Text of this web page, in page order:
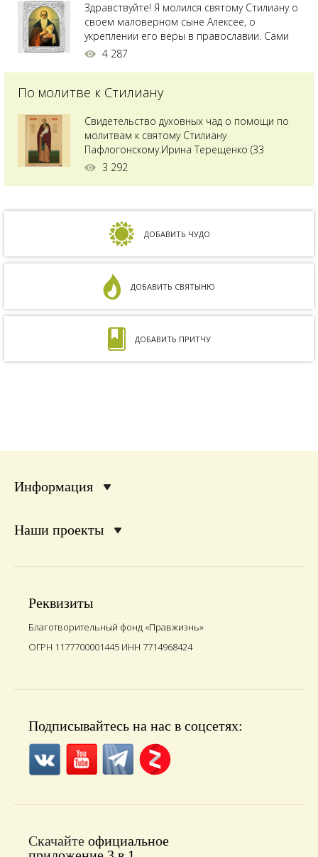
позже прочитав про него, узнала про
Преподобного...
Здравствуйте! Я молился святому Стилиану о
своем маловерном сыне Алексее, о
укреплении его веры в православии. Сами
мы с супругой воцерковлены. Через год
вершину. Приложились к множеству святынь
4 287
По молитве к Стилиану
Свидетельство духовных чад о помощи по
молитвам к святому Стилиану
Пафлогонскому.Ирина Терещенко (33
года):Мы с мужем долгое время пытались
на совместимость показал, что мы с мужем
несовместимы. Кроме того, мне ставили...
3 292
ДОБАВИТЬ ЧУДО
ДОБАВИТЬ СВЯТЫНЮ
ДОБАВИТЬ ПРИТЧУ
Информация
Наши проекты
Реквизиты
Благотворительный фонд «Правжизнь»
ОГРН 1177700001445 ИНН 7714968424
Подписывайтесь на нас в соцсетях:
Скачайте официальное